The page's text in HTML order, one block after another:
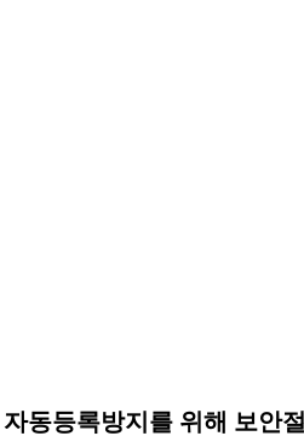
자동등록방지를 위해 보안